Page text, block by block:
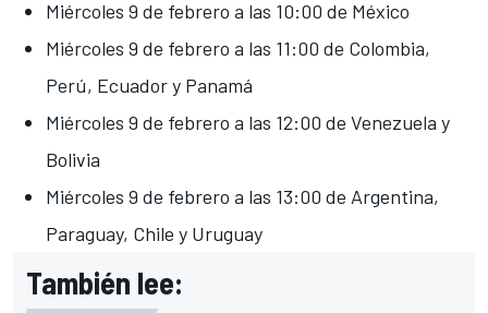
Miércoles 9 de febrero a las 10:00 de México
Miércoles 9 de febrero a las 11:00 de Colombia,
Perú, Ecuador y Panamá
Miércoles 9 de febrero a las 12:00 de Venezuela y
Bolivia
Miércoles 9 de febrero a las 13:00 de Argentina,
Paraguay, Chile y Uruguay
También lee: